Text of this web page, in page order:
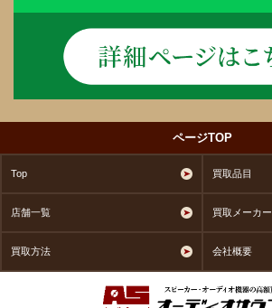
ページTOP
Top 買取品目
店舗一覧 買取メーカー
買取方法 会社概要